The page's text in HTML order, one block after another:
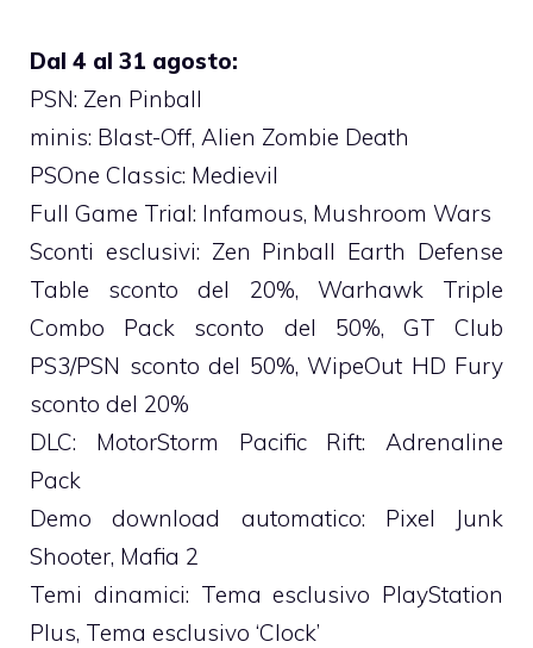
Dal 4 al 31 agosto:
PSN: Zen Pinball
minis: Blast-Off, Alien Zombie Death
PSOne Classic: Medievil
Full Game Trial: Infamous, Mushroom Wars
Sconti esclusivi: Zen Pinball Earth Defense
Table sconto del 20%, Warhawk Triple
Combo Pack sconto del 50%, GT Club
PS3/PSN sconto del 50%, WipeOut HD Fury
sconto del 20%
DLC: MotorStorm Pacific Rift: Adrenaline
Pack
Demo download automatico: Pixel Junk
Shooter, Mafia 2
Temi dinamici: Tema esclusivo PlayStation
Plus, Tema esclusivo ‘Clock’